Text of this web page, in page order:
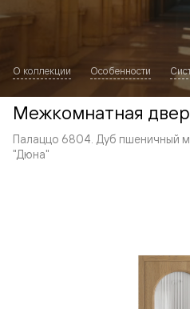
О коллекции Особенности
Межкомнатная
Палаццо 6804. Дуб пшеничный
"Дюна"